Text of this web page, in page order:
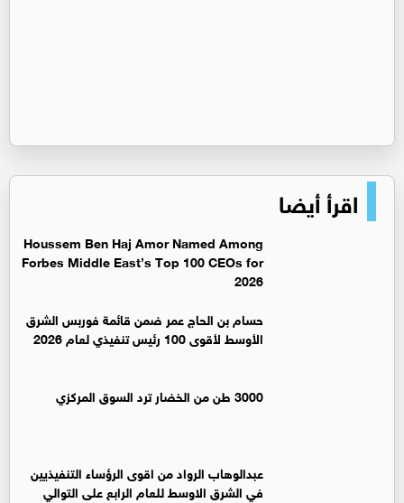
اقرأ أيضا
Houssem Ben Haj Amor Named Among
Forbes Middle East’s Top 100 CEOs for
2026
حسام بن الحاج عمر ضمن قائمة فوربس الشرق
الأوسط لأقوى 100 رئيس تنفيذي لعام 2026
3000 طن من الخضار ترد السوق المركزي
عبدالوهاب الرواد من اقوى الرؤساء التنفيذيين
في الشرق الاوسط للعام الرابع على التوالي